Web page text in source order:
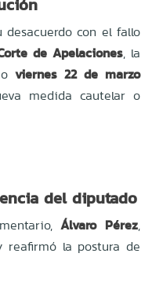
desacuerdo con el fallo
de Apelaciones, la
viernes 22 de marzo
medida cautelar o
del diputado
Álvaro Pérez,
la postura de